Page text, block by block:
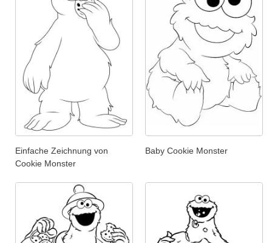
Einfache Zeichnung von
Cookie Monster
Baby Cookie Monster